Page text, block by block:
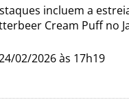
incluem a
Cream Puff no
02/2026 às 17h19